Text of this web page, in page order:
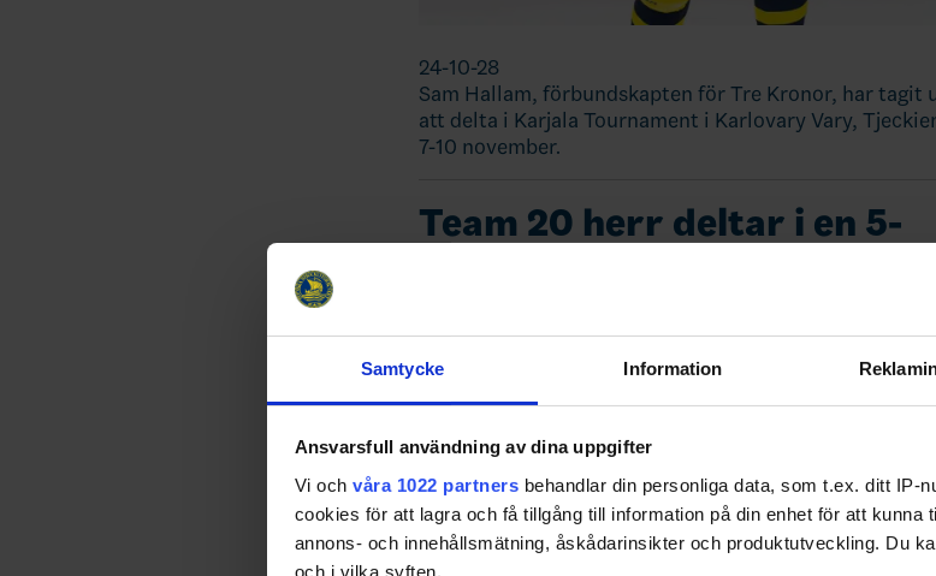
Samtycke Information
Ansvarsfull användning av dina uppgifter
Vi och våra 1022 partners behandlar din personliga data, som t.ex. ditt IP-
cookies för att lagra och få tillgång till information på din enhet för att kunna
annons- och innehållsmätning, åskådarinsikter och produktutveckling. Du
och i vilka syften.
24-10-28
Sam Hallam, förbundskapten för Tre Kronor, har tagit
att delta i Karjala Tournament i Karlovary Vary,
7-10 november.
Team 20 herr deltar i en 5-